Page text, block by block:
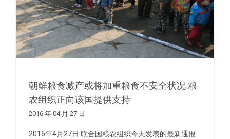
朝鲜粮食减产或将加重粮食不安全状况 粮
农组织正向该国提供支持
2016 年 04 月 27 日
2016年4月27日 联合国粮农组织今天发表的最新通报